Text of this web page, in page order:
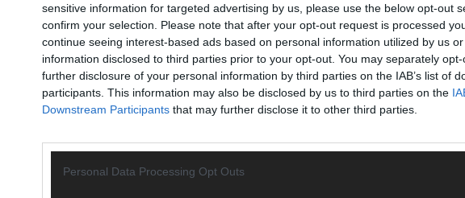
sensitive information for targeted advertising by us, please use the below opt-out
confirm your selection. Please note that after your opt-out request is processed
continue seeing interest-based ads based on personal information utilized by us
information disclosed to third parties prior to your opt-out. You may separately
further disclosure of your personal information by third parties on the IAB’s list of
participants. This information may also be disclosed by us to third parties on the
Downstream Participants that may further disclose it to other third parties.
Personal Data Processing Opt Outs
Von
sein